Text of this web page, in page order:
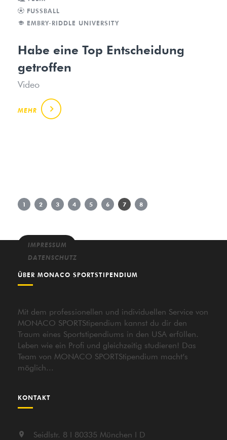
FUSSBALL
EMBRY-RIDDLE UNIVERSITY
Habe eine Top Entscheidung
getroffen
Video
MEHR
1 2 3 4 5 6 7 8
ÜBER MONACO SPORTSTIPENDIUM
Mit dem professionellen und individuellen Service von
MONACO SPORTStipendium kannst du dir den
Traum eines Sportstipendiums in den USA erfüllen.
Leben wie ein Profi und gleichzeitig studieren! Das
Team von MONACO SPORTStipendium macht’s
möglich...
KONTAKT
Seidlstr. 8 I 80335 München I D
IMPRESSUM
DATENSCHUTZ